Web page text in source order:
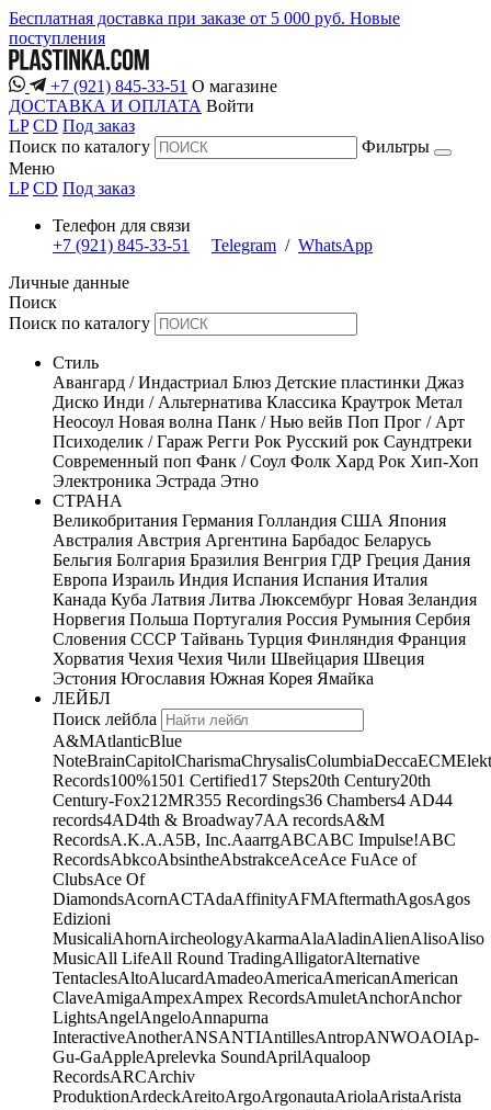
Бесплатная доставка при заказе от 5 000 руб. Новые
поступления
+7 (921) 845-33-51 О магазине
ДОСТАВКА И ОПЛАТА Войти
LP CD Под заказ
Поиск по каталогу
Фильтры
Меню
LP CD Под заказ
Телефон для связи
+7 (921) 845-33-51
Telegram / WhatsApp
Личные данные
Поиск
Поиск по каталогу
Стиль
Авангард / Индастриал Блюз Детские пластинки Джаз
Диско Инди / Альтернатива Классика Краутрок Метал
Неосоул Новая волна Панк / Нью вейв Поп Прог / Арт
Психоделик / Гараж Регги Рок Русский рок Саундтреки
Современный поп Фанк / Соул Фолк Хард Рок Хип-Хоп
Электроника Эстрада Этно
СТРАНА
Великобритания Германия Голландия США Япония
Австралия Австрия Аргентина Барбадос Беларусь
Бельгия Болгария Бразилия Венгрия ГДР Греция Дания
Европа Израиль Индия Испания Испания Италия
Канада Куба Латвия Литва Люксембург Новая Зеландия
Норвегия Польша Португалия Россия Румыния Сербия
Словения СССР Тайвань Турция Финляндия Франция
Хорватия Чехия Чехия Чили Швейцария Швеция
Эстония Югославия Южная Корея Ямайка
ЛЕЙБЛ
Поиск лейбла
A&MAtlanticBlue
NoteBrainCapitolCharismaChrysalisColumbiaDeccaECM
Records100%1501 Certified17 Steps20th Century20th
Century-Fox21 2MR355 Recordings36 Chambers4 AD44
records4AD4th & Broadway7AA recordsA&M
RecordsA.K.A.A5B, Inc.AaarrgABCABC Impulse!ABC
RecordsAbkcoAbsintheAbstrakceAceAce FuAce of
ClubsAce Of
DiamondsAcornACTAdaAffinityAFMAftermathAgosAgos
Edizioni
MusicaliAhornAircheologyAkarmaAlaAladinAlienAlisoAliso
MusicAll LifeAll Round TradingAlligatorAlternative
TentaclesAltoAlucardAmadeoAmericaAmericanAmerican
ClaveAmigaAmpexAmpex RecordsAmuletAnchorAnchor
LightsAngelAngeloAnnapurna
InteractiveAnotherANSANTIAntillesAntropANWOAOIAp-
Gu-GaAppleAprelevka SoundAprilAqualoop
RecordsARCArchiv
ProduktionArdeckAreitoArgoArgonautaAriolaAristaArista